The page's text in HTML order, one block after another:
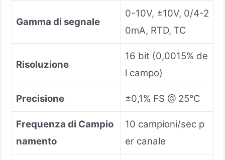
Gamma di segnale
0-10V, ±10V, 0/4-2
0mA, RTD, TC
Risoluzione
16 bit (0,0015% de
l campo)
Precisione ±0,1% FS @ 25°C
Frequenza di Campio
namento
10 campioni/sec p
er canale